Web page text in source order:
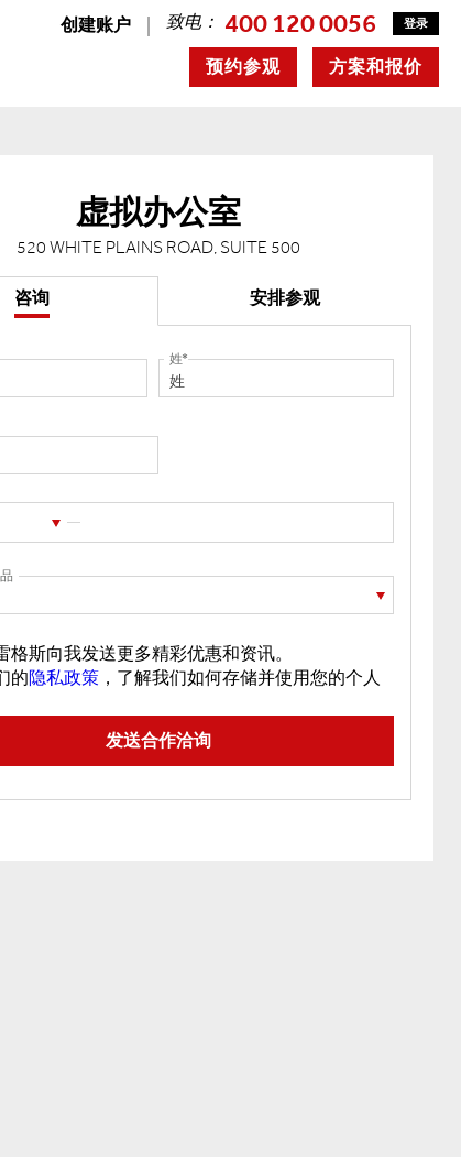
创建账户 致电： 400 120 0056 登录
方案和报价
预约参观
虚拟办公室
520 WHITE PLAINS ROAD, SUITE 500
咨询 安排参观
姓
格斯向我发送更多精彩优惠和资讯。
的隐私政策 ，了解我们如何存储并使用您的个人